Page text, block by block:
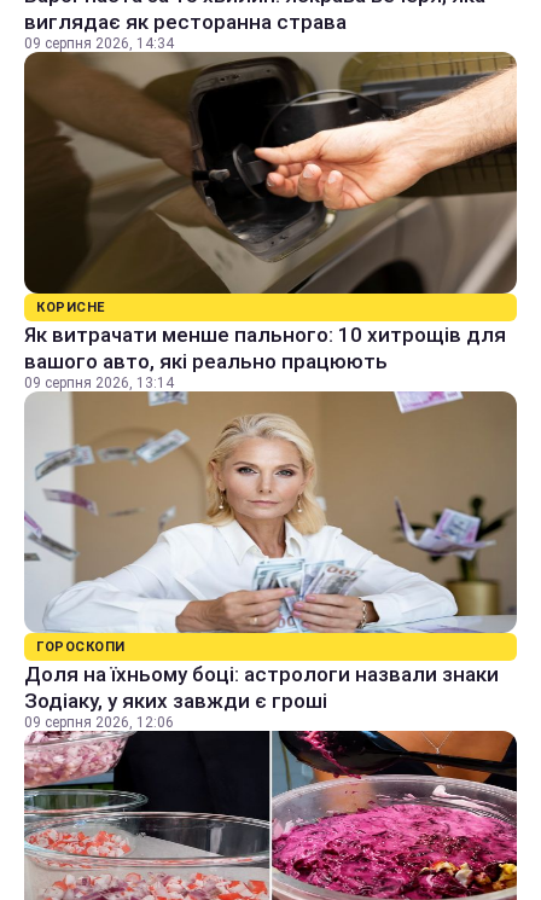
виглядає як ресторанна страва
09 серпня 2026, 14:34
КОРИСНЕ
Як витрачати менше пального: 10 хитрощів для
вашого авто, які реально працюють
09 серпня 2026, 13:14
ГОРОСКОПИ
Доля на їхньому боці: астрологи назвали знаки
Зодіаку, у яких завжди є гроші
09 серпня 2026, 12:06